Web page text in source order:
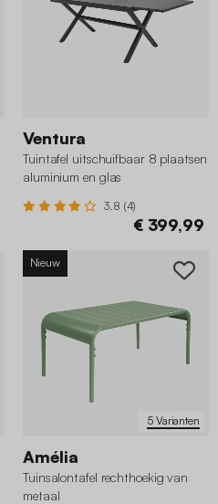
Ventura
Tuintafel uitschuifbaar 8 plaatsen
aluminium en glas
3.8 (4)
€ 399,99
5 Varianten
Nieuw
Amélia
Tuinsalontafel rechthoekig van
metaal